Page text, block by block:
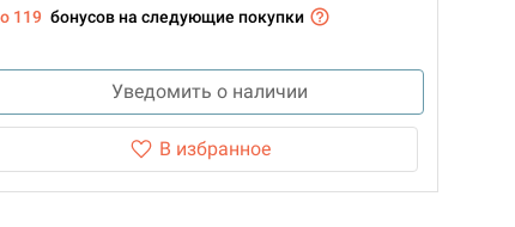
119 бонусов на следующие покупки
Уведомить о наличии
В избранное